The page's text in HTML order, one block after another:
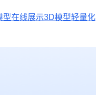
型在线展示3D模型轻量化